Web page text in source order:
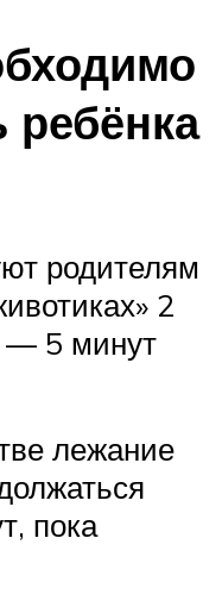
родителям
2
— 5 минут
лежание
пока